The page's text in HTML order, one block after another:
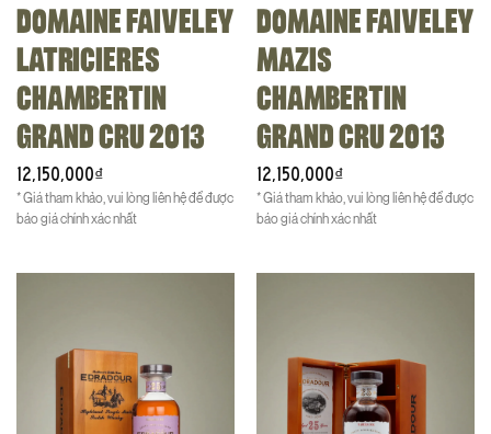
DOMAINE FAIVELEY
LATRICIERES
CHAMBERTIN
GRAND CRU 2013
12,150,000₫
* Giá tham khảo, vui lòng liên hệ để được
báo giá chính xác nhất
DOMAINE FAIVELEY
MAZIS
CHAMBERTIN
GRAND CRU 2013
12,150,000₫
* Giá tham khảo, vui lòng liên hệ để được
báo giá chính xác nhất